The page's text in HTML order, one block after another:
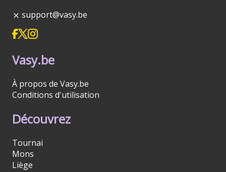
support@vasy.be
Vasy.be
À propos de Vasy.be
Conditions d'utilisation
Découvrez
Tournai
Mons
Liège